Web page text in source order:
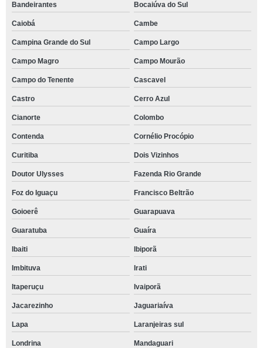
Bandeirantes Bocaiúva do Sul
Caiobá Cambe
Campina Grande do Sul Campo Largo
Campo Magro Campo Mourão
Campo do Tenente Cascavel
Castro Cerro Azul
Cianorte Colombo
Contenda Cornélio Procópio
Curitiba Dois Vizinhos
Doutor Ulysses Fazenda Rio Grande
Foz do Iguaçu Francisco Beltrão
Goioerê Guarapuava
Guaratuba Guaíra
Ibaiti Ibiporã
Imbituva Irati
Itaperuçu Ivaiporã
Jacarezinho Jaguariaíva
Lapa Laranjeiras sul
Londrina Mandaguari